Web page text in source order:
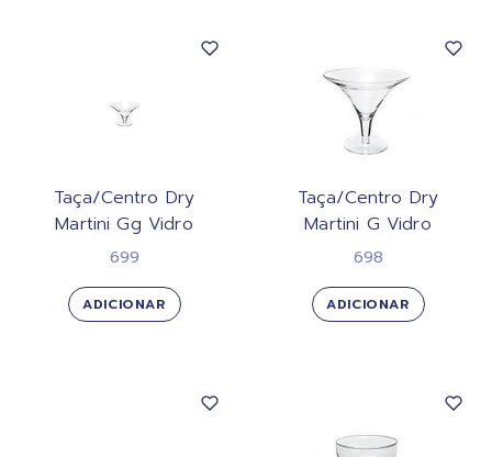
Taça/Centro Dry
Martini Gg Vidro
699
ADICIONAR
Taça/Centro Dry
Martini G Vidro
698
ADICIONAR